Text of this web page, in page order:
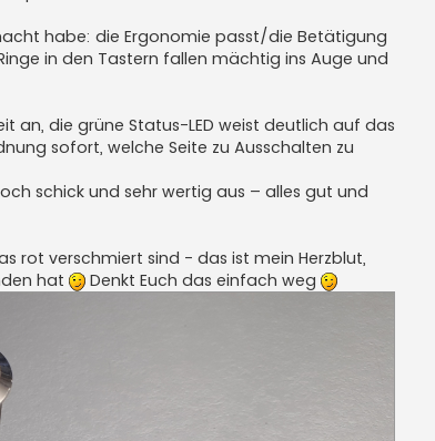
habe: die Ergonomie passt/die Betätigung
in den Tastern fallen mächtig ins Auge und
an, die grüne Status-LED weist deutlich auf das
sofort, welche Seite zu Ausschalten zu
schick und sehr wertig aus – alles gut und
rot verschmiert sind - das ist mein Herzblut,
hat
Denkt Euch das einfach weg